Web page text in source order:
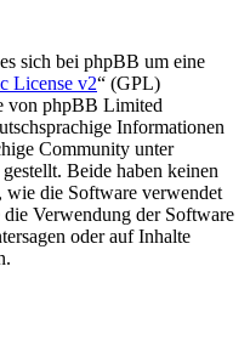
sich bei phpBB um eine
License v2“ (GPL)
von phpBB Limited
Informationen
Community unter
Beide haben keinen
die Software verwendet
Verwendung der Software
oder auf Inhalte